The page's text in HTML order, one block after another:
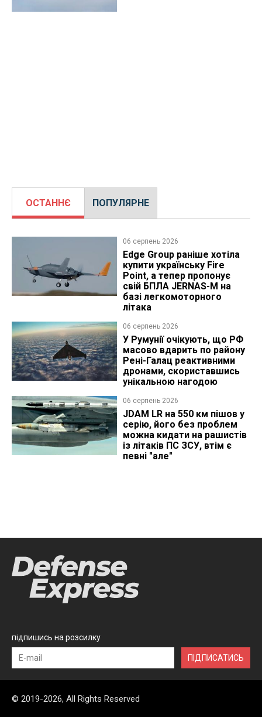
ОСТАННЄ ПОПУЛЯРНЕ
06 серпень 2026
Edge Group раніше хотіла
купити українську Fire
Point, а тепер пропонує
свій БПЛА JERNAS-M на
базі легкомоторного
літака
06 серпень 2026
У Румунії очікують, що РФ
масово вдарить по району
Рені-Галац реактивними
дронами, скориставшись
унікальною нагодою
06 серпень 2026
JDAM LR на 550 км пішов у
серію, його без проблем
можна кидати на рашистів
із літаків ПС ЗСУ, втім є
певні "але"
підпишись на розсилку
ПІДПИСАТИСЬ
© 2019-2026, All Rights Reserved